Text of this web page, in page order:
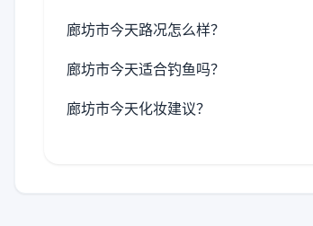
廊坊市今天路况怎么样？
廊坊市今天适合钓鱼吗？
廊坊市今天化妆建议？